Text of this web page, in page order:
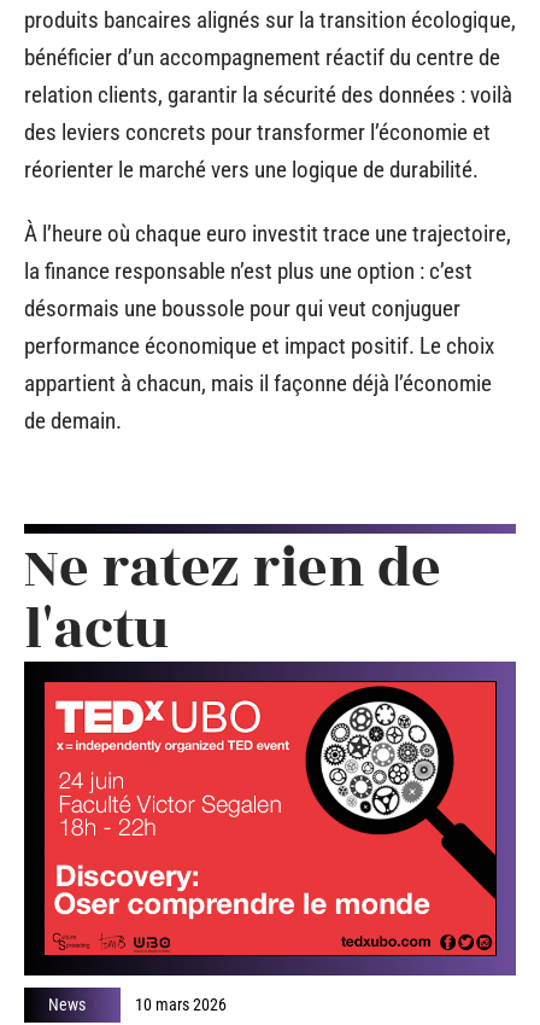
produits bancaires alignés sur la transition écologique,
bénéficier d’un accompagnement réactif du centre de
relation clients, garantir la sécurité des données : voilà
des leviers concrets pour transformer l’économie et
réorienter le marché vers une logique de durabilité.
À l’heure où chaque euro investit trace une trajectoire,
la finance responsable n’est plus une option : c’est
désormais une boussole pour qui veut conjuguer
performance économique et impact positif. Le choix
appartient à chacun, mais il façonne déjà l’économie
de demain.
Ne ratez rien de
l'actu
News 10 mars 2026